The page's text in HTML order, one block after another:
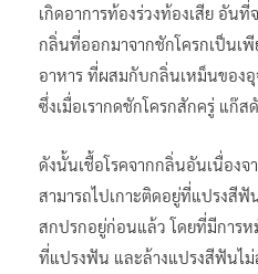
เกิดอาการท้องร่วงท้องเสีย อันที่
กลิ่นที่ออกมาจากชักโครกเป็นเ
อาหาร ที่ผสมกับกลิ่นเหม็นของอุ
ซึ่งเมื่อเรากดชักโครกสักครู่ แก๊ส
ดังนั้นเชื้อโรคจากกลิ่นอันเนื่องจ
สามารถไปเกาะติดอยู่ที่แปรงสีฟั
สกปรกอยู่ก่อนแล้ว โดยที่มีการ
ที่แปรงฟัน และล้างแปรงสีฟันไ